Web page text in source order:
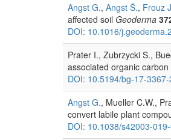
Angst G., Angst Š., Frouz
affected soil Geoderma
DOI: 10.1016/
Prater I., Zubrzycki S.,
associated organic
DOI: 10.5194/bg-17-
Angst G., Mueller C.W.,
convert labile plant
DOI: 10.1038/s42003-